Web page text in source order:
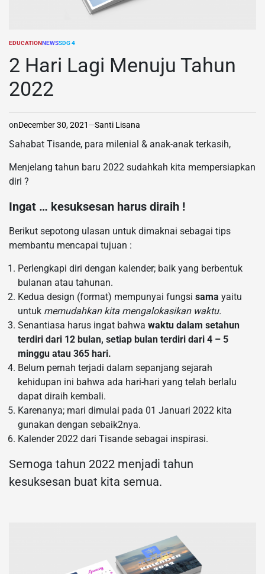
POSTED
EDUCATIONNEWSSDG 4
2 Hari Lagi Menuju Tahun
2022
onDecember 30, 2021 Santi Lisana
Sahabat Tisande, para milenial & anak-anak terkasih,
Menjelang tahun baru 2022 sudahkah kita mempersiapkan
diri ?
Ingat … kesuksesan harus diraih !
Berikut sepotong ulasan untuk dimaknai sebagai tips
membantu mencapai tujuan :
Perlengkapi diri dengan kalender; baik yang berbentuk
bulanan atau tahunan.
Kedua design (format) mempunyai fungsi sama yaitu
untuk memudahkan kita mengalokasikan waktu.
Senantiasa harus ingat bahwa waktu dalam setahun
terdiri dari 12 bulan, setiap bulan terdiri dari 4 – 5
minggu atau 365 hari.
Belum pernah terjadi dalam sepanjang sejarah
kehidupan ini bahwa ada hari-hari yang telah berlalu
dapat diraih kembali.
Karenanya; mari dimulai pada 01 Januari 2022 kita
gunakan dengan sebaik2nya.
Kalender 2022 dari Tisande sebagai inspirasi.
Semoga tahun 2022 menjadi tahun
kesuksesan buat kita semua.